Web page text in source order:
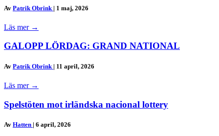
Av Patrik Obrink | 1 maj, 2026
Läs mer →
GALOPP LÖRDAG: GRAND NATIONAL
Av Patrik Obrink | 11 april, 2026
Läs mer →
Spelstöten mot irländska nacional lottery
Av Hatten | 6 april, 2026